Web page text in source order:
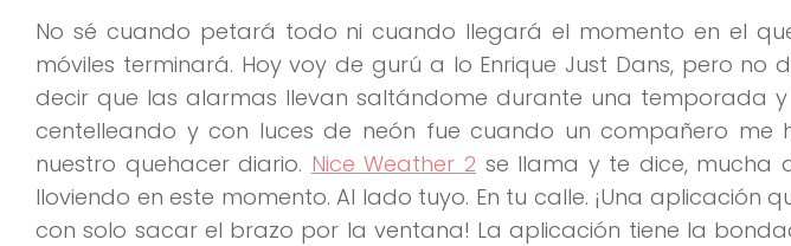
No sé cuando petará todo ni cuando llegará el momento en el
móviles terminará. Hoy voy de gurú a lo Enrique Just Dans, pero no
decir que las alarmas llevan saltándome durante una temporada
centelleando y con luces de neón fue cuando un compañero
nuestro quehacer diario. Nice Weather 2 se llama y te dice, mucha
lloviendo en este momento. Al lado tuyo. En tu calle. ¡Una aplicación
con solo sacar el brazo por la ventana! La aplicación tiene la